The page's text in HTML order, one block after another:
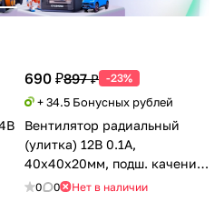
690 ₽897 ₽ -23%
+ 34.5 Бонусных рублей
Вентилятор радиальный
(улитка) 12В 0.1А,
40х40х20мм, подш. качения
(Ball), GDSTIME
0 0 Нет в наличии